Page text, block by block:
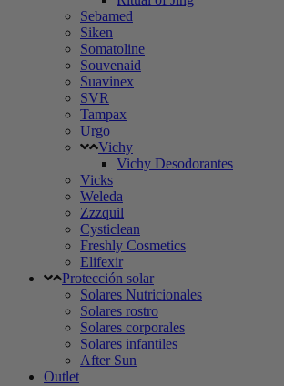
Sebamed
Siken
Somatoline
Souvenaid
Suavinex
SVR
Tampax
Urgo
Vichy
Vichy Desodorantes
Vicks
Weleda
Zzzquil
Cysticlean
Freshly Cosmetics
Elifexir
Protección solar
Solares Nutricionales
Solares rostro
Solares corporales
Solares infantiles
After Sun
Outlet